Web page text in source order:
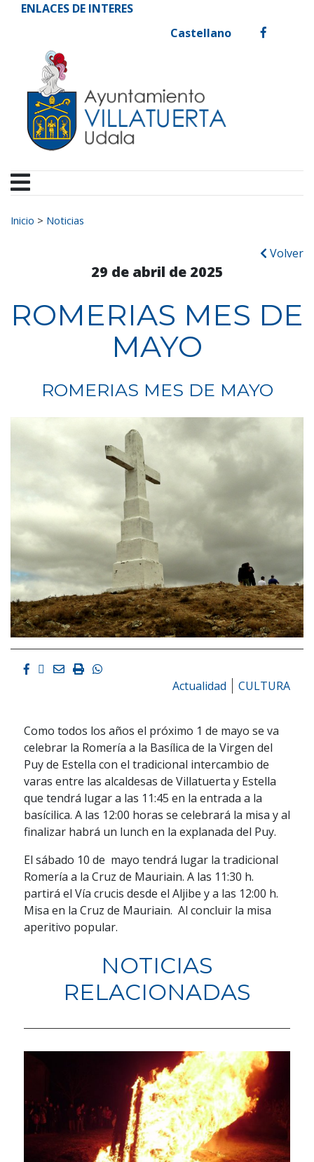
Ir al contenido
Ayuntamiento de
ENLACES DE INTERES
Castellano
facebook
Buscar:
Inicio > Noticias
Volver
29 de abril de 2025
ROMERIAS MES DE
MAYO
ROMERIAS MES DE MAYO
Facebook
Twitter
EmailImprimirWhatsapp
Actualidad
CULTURA
Como todos los años el próximo 1 de mayo se va
celebrar la Romería a la Basílica de la Virgen del
Puy de Estella con el tradicional intercambio de
varas entre las alcaldesas de Villatuerta y Estella
que tendrá lugar a las 11:45 en la entrada a la
basícilica. A las 12:00 horas se celebrará la misa y al
finalizar habrá un lunch en la explanada del Puy.
El sábado 10 de mayo tendrá lugar la tradicional
Romería a la Cruz de Mauriain. A las 11:30 h.
partirá el Vía crucis desde el Aljibe y a las 12:00 h.
Misa en la Cruz de Mauriain. Al concluir la misa
aperitivo popular.
NOTICIAS
RELACIONADAS